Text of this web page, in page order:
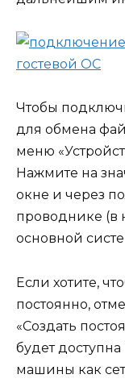
Чтобы
для обмена
меню
Нажмите на
окне и через
проводнике (в
основной
Если хотите,
постоянно,
«Создать
будет
машины как